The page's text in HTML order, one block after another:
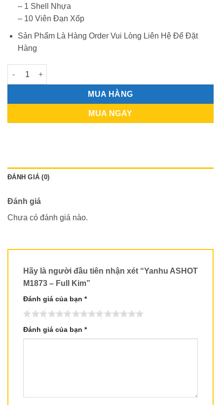
– 1 Shell Nhựa
– 10 Viên Đạn Xốp
Sản Phẩm Là Hàng Order Vui Lòng Liên Hệ Để Đặt
Hàng
Yanhu ASHOT M1873 - Full Kim số lượng
MUA HÀNG
MUA NGAY
ĐÁNH GIÁ (0)
Đánh giá
Chưa có đánh giá nào.
Hãy là người đầu tiên nhận xét “Yanhu ASHOT
M1873 – Full Kim”
Đánh giá của bạn *
Đánh giá của bạn *